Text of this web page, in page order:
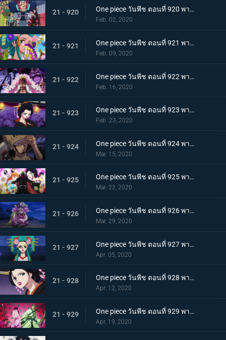
21 - 920 One piece วันพีช ตอนที่ 920 พากย์ไทย ร้านสุดดัง! โซบะหมายเลข 18 ของซันจิ!
Feb. 02, 2020
21 - 921 One piece วันพีช ตอนที่ 921 พากย์ไทย ความงดงามตระการตา สาวงามแห่งประเทศวาโนะ โคมุราซากิ
Feb. 09, 2020
21 - 922 One piece วันพีช ตอนที่ 922 พากย์ไทย ตำนานลูกผู้ชาย! การเดินทางของโซโลและโทโนะยาสุ!
Feb. 16, 2020
21 - 923 One piece วันพีช ตอนที่ 923 พากย์ไทย สถานการณ์ฉุกเฉิน บิ๊กมัมย่างกรายสู่วาโนะ!
Feb. 23, 2020
21 - 924 One piece วันพีช ตอนที่ 924 พากย์ไทย เมืองในความโกลาหล! นักฆ่าหน้าใหม่ที่หมายหัวซันจิ
Mar. 15, 2020
21 - 925 One piece วันพีช ตอนที่ 925 พากย์ไทย การต่อสู้ครั้งใหญ่! ผู้พิทักษ์หน้ากากโซบะ!
Mar. 22, 2020
21 - 926 One piece วันพีช ตอนที่ 926 พากย์ไทย เข้าตาจน โอโรจิโอนิวาบังที่แสนอันตราย
Mar. 29, 2020
21 - 927 One piece วันพีช ตอนที่ 927 พากย์ไทย ขุมนรก! พญาอสรพิษผู้น่าสะพรึง โชกุนโอโรจิ
Apr. 05, 2020
21 - 928 One piece วันพีช ตอนที่ 928 พากย์ไทย ดอกไม้ที่ปลิดปลิว! วาระสุดท้ายของหญิงงามแห่งวาโนะ
Apr. 12, 2020
21 - 929 One piece วันพีช ตอนที่ 929 พากย์ไทย สายสัมพันธ์นักโทษ ลูฟี่กับปู่เฮียว!
Apr. 19, 2020